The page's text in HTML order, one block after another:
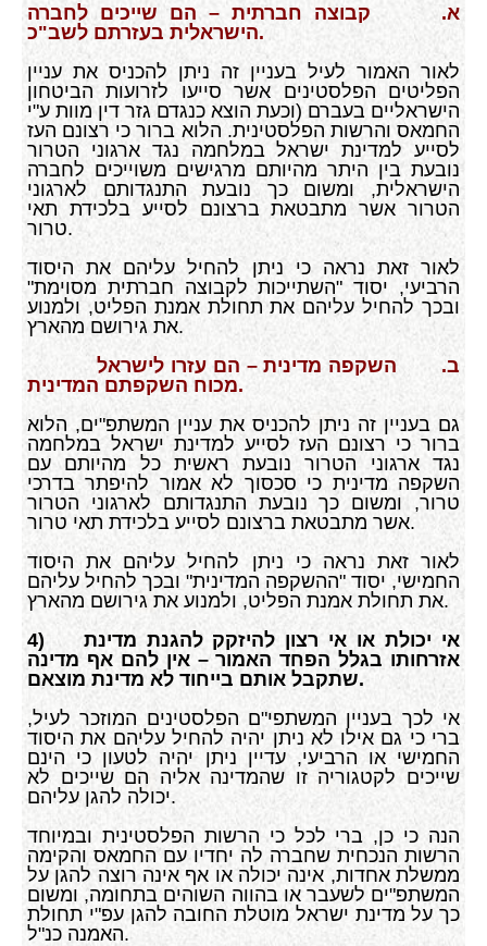
א. קבוצה חברתית – הם שייכים לחברה
הישראלית בעזרתם לשב"כ.
לאור האמור לעיל בעניין זה ניתן להכניס את עניין
הפליטים הפלסטינים אשר סייעו לזרועות הביטחון
הישראליים בעברם (וכעת הוצא כנגדם גזר דין מוות ע"י
החמאס והרשות הפלסטינית. הלוא ברור כי רצונם העז
לסייע למדינת ישראל במלחמה נגד ארגוני הטרור
נובעת בין היתר מהיותם מרגישים משוייכים לחברה
הישראלית, ומשום כך נובעת התנגדותם לארגוני
הטרור אשר מתבטאת ברצונם לסייע בלכידת תאי
טרור.
לאור זאת נראה כי ניתן להחיל עליהם את היסוד
הרביעי, יסוד "השתייכות לקבוצה חברתית מסוימת"
ובכך להחיל עליהם את תחולת אמנת הפליט, ולמנוע
את גירושם מהארץ.
ב. השקפה מדינית – הם עזרו לישראל
מכוח השקפתם המדינית.
גם בעניין זה ניתן להכניס את עניין המשתפ"ים, הלוא
ברור כי רצונם העז לסייע למדינת ישראל במלחמה
נגד ארגוני הטרור נובעת ראשית כל מהיותם עם
השקפה מדינית כי סכסוך לא אמור להיפתר בדרכי
טרור, ומשום כך נובעת התנגדותם לארגוני הטרור
אשר מתבטאת ברצונם לסייע בלכידת תאי טרור.
לאור זאת נראה כי ניתן להחיל עליהם את היסוד
החמישי, יסוד "ההשקפה המדינית" ובכך להחיל עליהם
את תחולת אמנת הפליט, ולמנוע את גירושם מהארץ.
4) אי יכולת או אי רצון להיזקק להגנת מדינת
אזרחותו בגלל הפחד האמור – אין להם אף מדינה
שתקבל אותם בייחוד לא מדינת מוצאם.
אי לכך בעניין המשתפי"ם הפלסטינים המוזכר לעיל,
ברי כי גם אילו לא ניתן יהיה להחיל עליהם את היסוד
החמישי או הרביעי, עדיין ניתן יהיה לטעון כי הינם
שייכים לקטגוריה זו שהמדינה אליה הם שייכים לא
יכולה להגן עליהם.
הנה כי כן, ברי לכל כי הרשות הפלסטינית ובמיוחד
הרשות הנכחית שחברה לה יחדיו עם החמאס והקימה
ממשלת אחדות, אינה יכולה או אף אינה רוצה להגן על
המשתפ"ים לשעבר או בהווה השוהים בתחומה, ומשום
כך על מדינת ישראל מוטלת החובה להגן עפ"י תחולת
האמנה כנ"ל.